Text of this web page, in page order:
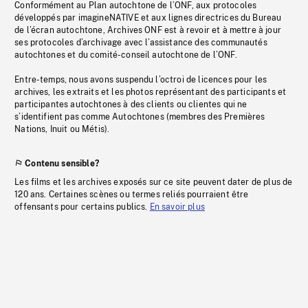
Conformément au Plan autochtone de l’ONF, aux protocoles
développés par imagineNATIVE et aux lignes directrices du Bureau
de l’écran autochtone, Archives ONF est à revoir et à mettre à jour
ses protocoles d’archivage avec l’assistance des communautés
autochtones et du comité-conseil autochtone de l’ONF.
Entre-temps, nous avons suspendu l’octroi de licences pour les
archives, les extraits et les photos représentant des participants et
participantes autochtones à des clients ou clientes qui ne
s’identifient pas comme Autochtones (membres des Premières
Nations, Inuit ou Métis).
Contenu sensible?
Les films et les archives exposés sur ce site peuvent dater de plus de
120 ans. Certaines scènes ou termes reliés pourraient être
offensants pour certains publics. En savoir plus